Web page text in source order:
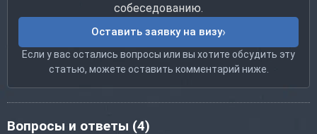
собеседованию.
Оставить заявку на визу
Если у вас остались вопросы или вы хотите обсудить эту
статью, можете оставить комментарий ниже.
Вопросы и ответы (4)